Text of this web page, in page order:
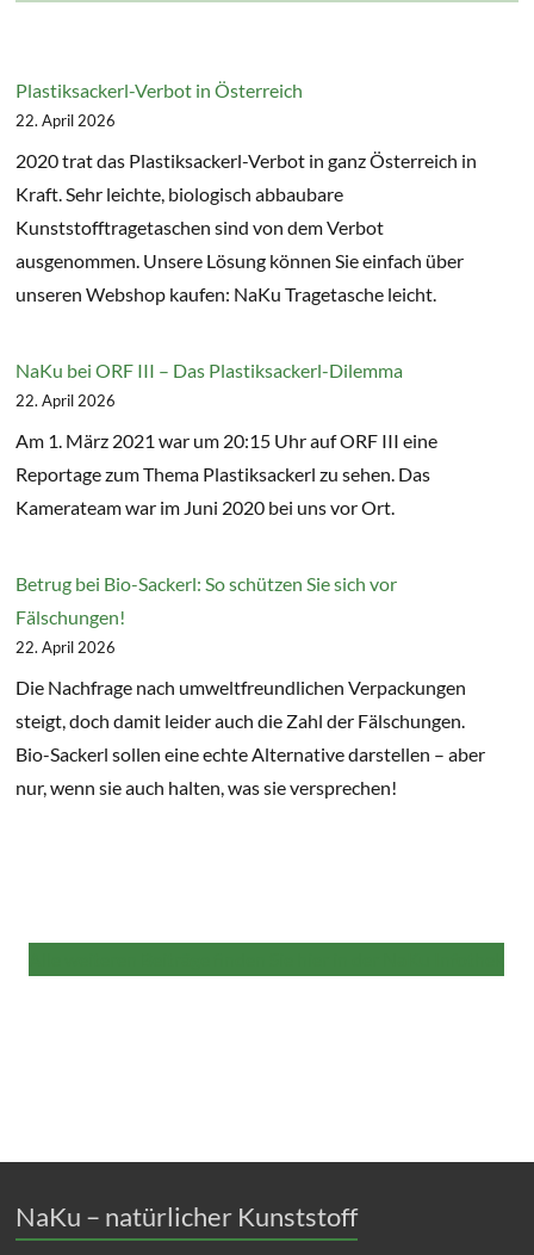
Plastiksackerl-Verbot in Österreich
22. April 2026
2020 trat das Plastiksackerl-Verbot in ganz Österreich in
Kraft. Sehr leichte, biologisch abbaubare
Kunststofftragetaschen sind von dem Verbot
ausgenommen. Unsere Lösung können Sie einfach über
unseren Webshop kaufen: NaKu Tragetasche leicht.
NaKu bei ORF III – Das Plastiksackerl-Dilemma
22. April 2026
Am 1. März 2021 war um 20:15 Uhr auf ORF III eine
Reportage zum Thema Plastiksackerl zu sehen. Das
Kamerateam war im Juni 2020 bei uns vor Ort.
Betrug bei Bio-Sackerl: So schützen Sie sich vor
Fälschungen!
22. April 2026
Die Nachfrage nach umweltfreundlichen Verpackungen
steigt, doch damit leider auch die Zahl der Fälschungen.
Bio-Sackerl sollen eine echte Alternative darstellen – aber
nur, wenn sie auch halten, was sie versprechen!
NaKu – natürlicher Kunststoff